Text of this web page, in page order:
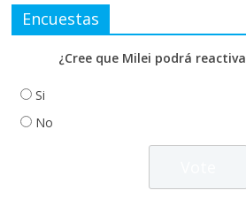
Encuestas
¿Cree que Milei podrá
Si
No